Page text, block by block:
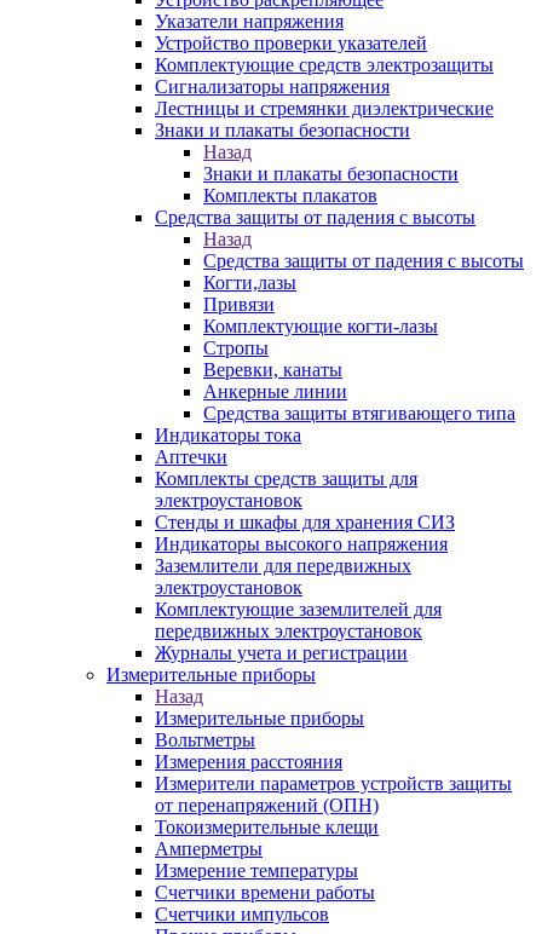
Указатели напряжения
Устройство проверки указателей
Комплектующие средств электрозащиты
Сигнализаторы напряжения
Лестницы и стремянки диэлектрические
Знаки и плакаты безопасности
Назад
Знаки и плакаты безопасности
Комплекты плакатов
Средства защиты от падения с высоты
Назад
Средства защиты от падения с высоты
Когти,лазы
Привязи
Комплектующие когти-лазы
Стропы
Веревки, канаты
Анкерные линии
Средства защиты втягивающего типа
Индикаторы тока
Аптечки
Комплекты средств защиты для
электроустановок
Стенды и шкафы для хранения СИЗ
Индикаторы высокого напряжения
Заземлители для передвижных
электроустановок
Комплектующие заземлителей для
передвижных электроустановок
Журналы учета и регистрации
Измерительные приборы
Назад
Измерительные приборы
Вольтметры
Измерения расстояния
Измерители параметров устройств защиты
от перенапряжений (ОПН)
Токоизмерительные клещи
Амперметры
Измерение температуры
Счетчики времени работы
Счетчики импульсов